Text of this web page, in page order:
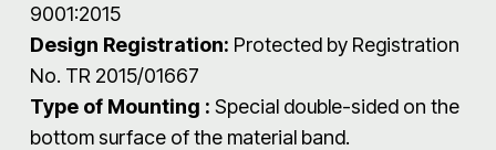
9001:2015
Design Registration: Protected by Registration
No. TR 2015/01667
Type of Mounting : Special double-sided on the
bottom surface of the material band.